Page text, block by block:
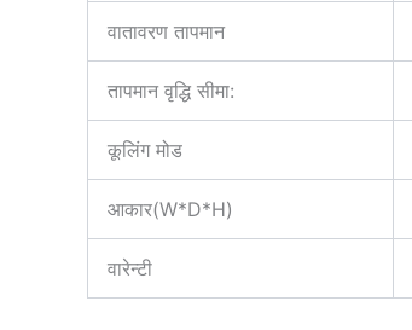
वातावरण तापमान
तापमान वृद्धि सीमा:
कूलिंग मोड
आकार(W*D*H)
वारेन्टी